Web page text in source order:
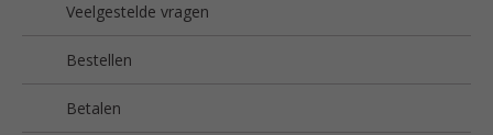
Veelgestelde vragen
Bestellen
Betalen